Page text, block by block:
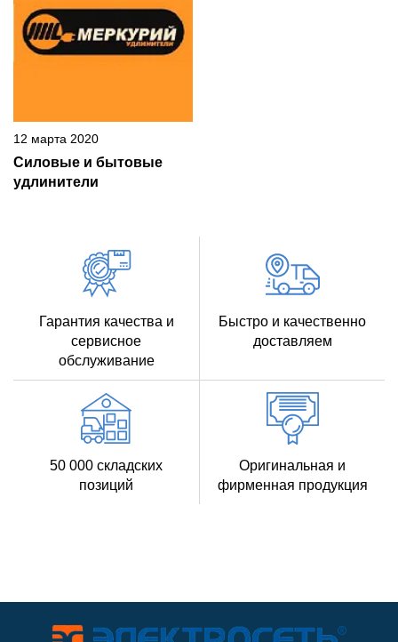
12 марта 2020
Силовые и бытовые
удлинители
Гарантия качества и
сервисное
обслуживание
Быстро и качественно
доставляем
50 000 складских
позиций
Оригинальная и
фирменная продукция